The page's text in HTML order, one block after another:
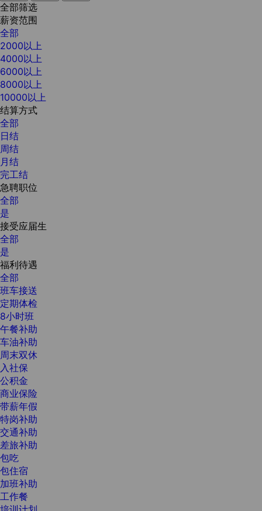
全部筛选
薪资范围
全部
2000以上
4000以上
6000以上
8000以上
10000以上
结算方式
全部
日结
周结
月结
完工结
急聘职位
全部
是
接受应届生
全部
是
福利待遇
全部
班车接送
定期体检
8小时班
午餐补助
车油补助
周末双休
入社保
公积金
商业保险
带薪年假
特岗补助
交通补助
差旅补助
包吃
包住宿
加班补助
工作餐